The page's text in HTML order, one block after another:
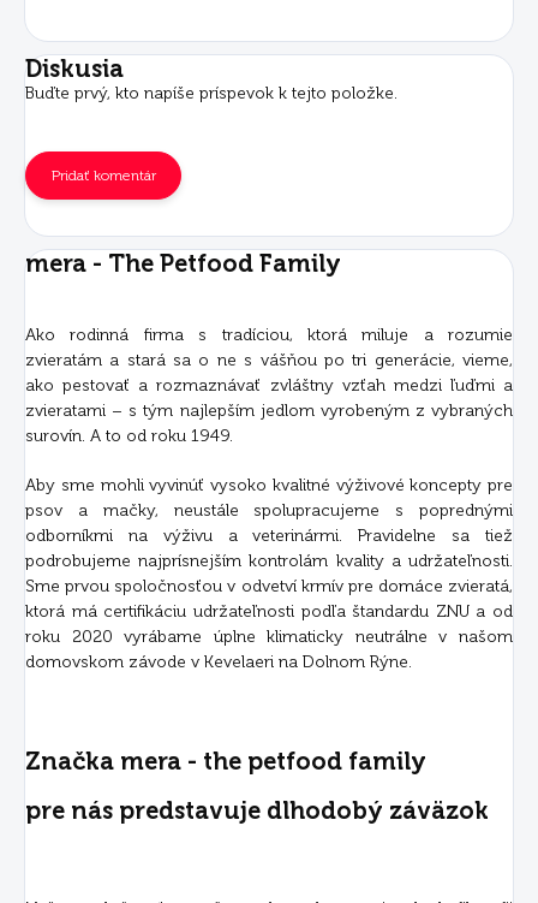
Diskusia
Buďte prvý, kto napíše príspevok k tejto položke.
Pridať komentár
mera - The Petfood Family
Ako rodinná firma s tradíciou, ktorá miluje a rozumie
zvieratám a stará sa o ne s vášňou po tri generácie, vieme,
ako pestovať a rozmaznávať zvláštny vzťah medzi ľuďmi a
zvieratami – s tým najlepším jedlom vyrobeným z vybraných
surovín. A to od roku 1949.
Aby sme mohli vyvinúť vysoko kvalitné výživové koncepty pre
psov a mačky, neustále spolupracujeme s poprednými
odborníkmi na výživu a veterinármi. Pravidelne sa tiež
podrobujeme najprísnejším kontrolám kvality a udržateľnosti.
Sme prvou spoločnosťou v odvetví krmív pre domáce zvieratá,
ktorá má certifikáciu udržateľnosti podľa štandardu ZNU a od
roku 2020 vyrábame úplne klimaticky neutrálne v našom
domovskom závode v Kevelaeri na Dolnom Rýne.
Značka mera - the petfood family
pre nás predstavuje dlhodobý záväzok